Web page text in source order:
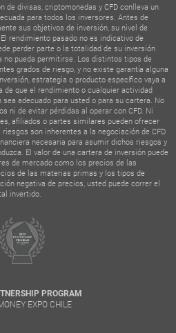
de divisas, criptomonedas y CFD conlleva un
para todos los inversores. Antes de
sus objetivos de inversión, su nivel de
rendimiento pasado no es indicativo de
perder parte o la totalidad de su inversión
no pueda permitirse. Los distintos tipos de
grados de riesgo, y no existe garantía alguna
estrategia o producto específico vaya a
de que el rendimiento o cualquier actividad
adecuado para usted o para su cartera. No
ni de evitar pérdidas al operar con CFD. Ni
afiliados o partes similares pueden ofrecer
son inherentes a la negociación de CFD
necesaria para asumir dichos riesgos y
El valor de una cartera de inversión puede
de mercado como los precios de las
de las materias primas y los tipos de
negativa de precios, usted puede correr el
invertido.
PROGRAM
EXPO CHILE